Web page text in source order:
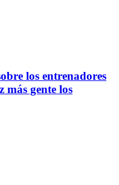
los entrenadores
más gente los